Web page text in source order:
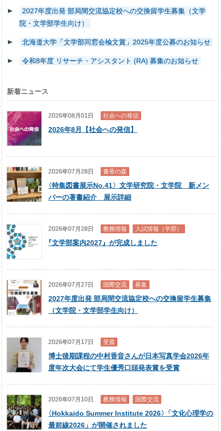
2027年度出発 部局間交流協定校への交換留学生募集（文学
院・文学部学生向け）
北海道大学「文学部同窓会楡文賞」2025年度公募のお知らせ
令和8年度 リサーチ・アシスタント (RA) 募集のお知らせ
新着ニュース
2026年08月01日 社会への発信
2026年8月【社会への発信】
2026年07月28日 書香の森
〈特集図書展示No.41〉文学研究院・文学院 新メン
バーの著書紹介 展示詳細
2026年07月28日 教務情報 入試情報（学部）
『文学部案内2027』が完成しました
2026年07月27日 国際交流 募集
2027年度出発 部局間交流協定校への交換留学生募集
（文学院・文学部学生向け）
2026年07月17日 受賞
博士後期課程の中村香音さんが日本写真学会2026年
度年次大会にて学生優秀口頭発表賞を受賞
2026年07月10日 教務情報 国際交流
〈Hokkaido Summer Institute 2026〉
「文化心理学の
最前線2026」が開催されました